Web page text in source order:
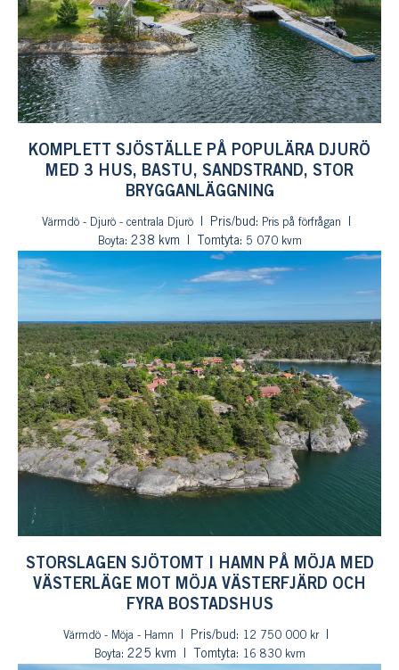
KOMPLETT SJÖSTÄLLE PÅ POPULÄRA DJURÖ
MED 3 HUS, BASTU, SANDSTRAND, STOR
BRYGGANLÄGGNING
Värmdö - Djurö - centrala Djurö Pris/bud:
Pris på förfrågan
Boyta: 238 kvm Tomtyta: 5 070 kvm
STORSLAGEN SJÖTOMT I HAMN PÅ MÖJA MED
VÄSTERLÄGE MOT MÖJA VÄSTERFJÄRD OCH
FYRA BOSTADSHUS
Värmdö - Möja - Hamn Pris/bud:
12 750 000 kr
Boyta: 225 kvm Tomtyta: 16 830 kvm